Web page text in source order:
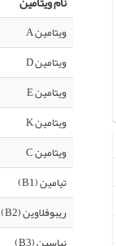
ویتامین A
ویتامین D
ویتامین E
ویتامین K
ویتامین C
تیامین (B1)
ریبوفلاوین (B2)